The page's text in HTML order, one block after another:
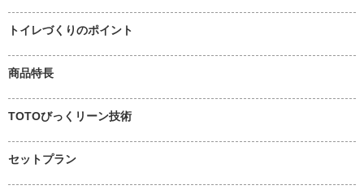
トイレづくりのポイント
商品特長
TOTOびっくリーン技術
セットプラン